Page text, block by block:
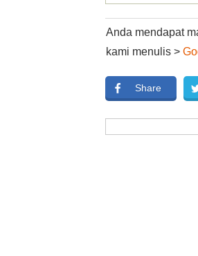
Anda mendapat
kami menulis >
Share